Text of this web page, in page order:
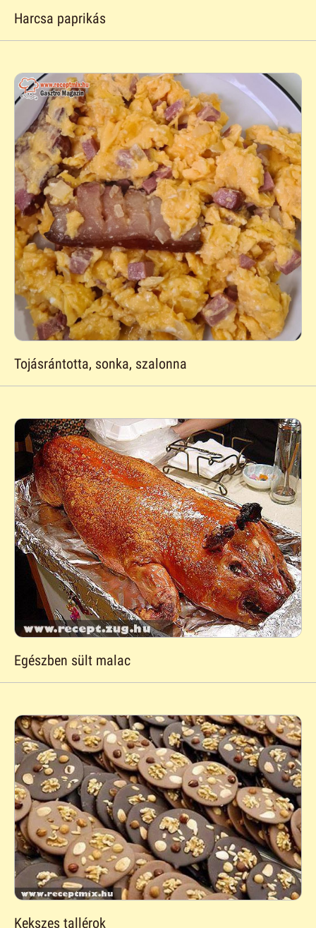
Harcsa paprikás
Tojásrántotta, sonka, szalonna
Egészben sült malac
Kekszes tallérok